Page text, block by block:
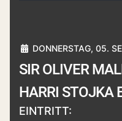
DONNERSTAG, 05.
SIR OLIVER
HARRI STOJKA
EINTRITT: